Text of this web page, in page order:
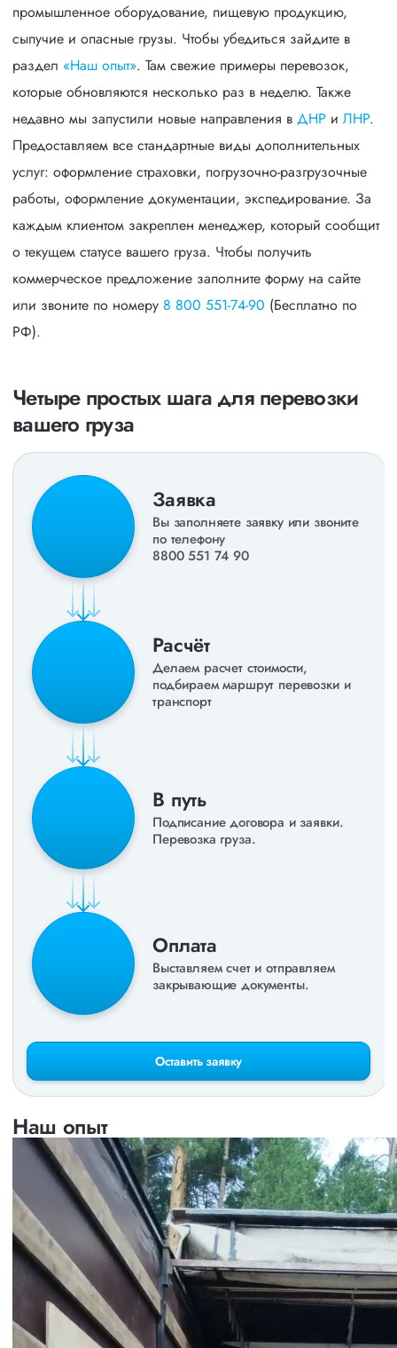
промышленное оборудование, пищевую продукцию,
сыпучие и опасные грузы. Чтобы убедиться зайдите в
раздел «Наш опыт». Там свежие примеры перевозок,
которые обновляются несколько раз в неделю. Также
недавно мы запустили новые направления в ДНР и ЛНР.
Предоставляем все стандартные виды дополнительных
услуг: оформление страховки, погрузочно-разгрузочные
работы, оформление документации, экспедирование. За
каждым клиентом закреплен менеджер, который сообщит
о текущем статусе вашего груза. Чтобы получить
коммерческое предложение заполните форму на сайте
или звоните по номеру 8 800 551-74-90 (Бесплатно по
РФ).
Четыре простых шага для перевозки
вашего груза
Заявка
Вы заполняете заявку или звоните
по телефону
8800 551 74 90
Расчёт
Делаем расчет стоимости,
подбираем маршрут перевозки и
транспорт
В путь
Подписание договора и заявки.
Перевозка груза.
Оплата
Выставляем счет и отправляем
закрывающие документы.
Оставить заявку
Наш опыт